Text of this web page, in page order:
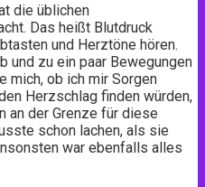
die üblichen
Das heißt Blutdruck
und Herztöne hören.
und zu ein paar Bewegungen
mich, ob ich mir Sorgen
Herzschlag finden würden,
an der Grenze für diese
schon lachen, als sie
war ebenfalls alles